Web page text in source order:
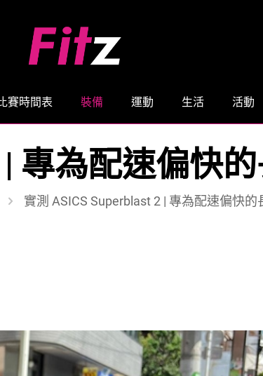
賽時間表 裝備 運動 生活 活動
| 專為配速偏快
實測 ASICS Superblast 2 | 專為配速偏快